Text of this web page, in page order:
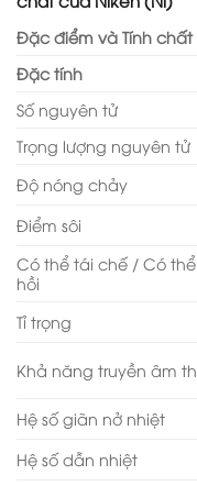
Đặc điểm và Tính chất
Đặc tính
Số nguyên tử
Trọng lượng nguyên tử
Độ nóng chảy
Điểm sôi
Có thể tái chế / Có
hồi
Tỉ trọng
Khả năng truyền âm
Hệ số giãn nở nhiệt
Hệ số dẫn nhiệt